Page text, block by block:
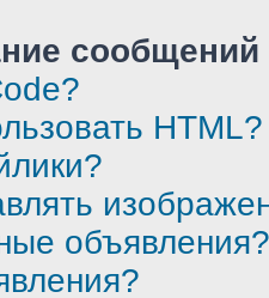
HTML?
объявления?